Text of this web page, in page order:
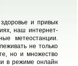
и привык
наш интернет-
метеостанции.
не только
но и множество
в режиме онлайн